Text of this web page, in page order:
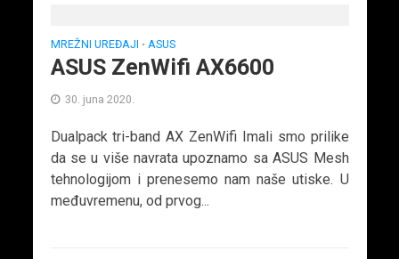
MREŽNI UREĐAJI • ASUS
ASUS ZenWifi AX6600
30. juna 2020.
Dualpack tri-band AX ZenWifi Imali smo prilike
da se u više navrata upoznamo sa ASUS Mesh
tehnologijom i prenesemo nam naše utiske. U
međuvremenu, od prvog...